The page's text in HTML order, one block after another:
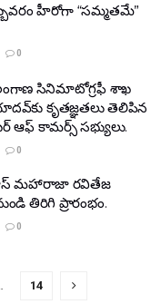
హీరోగా “సమ్మతమే”
0
సినిమాటోగ్రఫీ శాఖ
కృతజ్ఞతలు తెలిపిన
ఆఫ్‌ కామర్స్ స‌భ్యులు.
0
మహారాజా రవితేజ
తిరిగి ప్రారంభం.
0
14